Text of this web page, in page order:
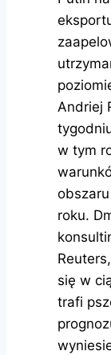
Andriej
w tym
roku.
się w
trafi